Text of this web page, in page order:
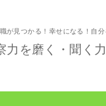
が見つかる！幸せになる！
力を磨く・聞